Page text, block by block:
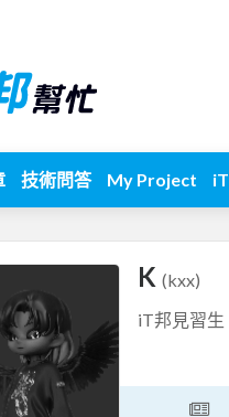
技術問答 My Project
K (kxx)
iT邦見習